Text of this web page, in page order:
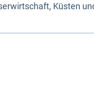
Küsten